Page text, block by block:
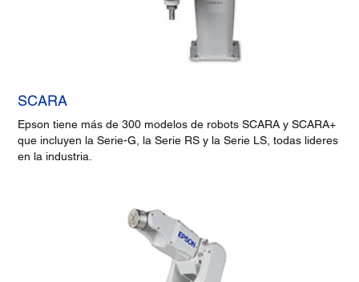
SCARA
Epson tiene más de 300 modelos de robots SCARA y SCARA+
que incluyen la Serie-G, la Serie RS y la Serie LS, todas lideres
en la industria.